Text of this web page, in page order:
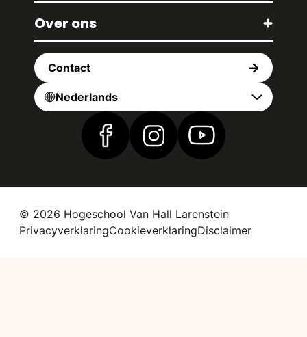
Over ons
Contact
Nederlands
Vind ons op Facebook
Vind ons op Instagram
Vind ons op
© 2026 Hogeschool Van Hall Larenstein
PrivacyverklaringCookieverklaringDisclaimer